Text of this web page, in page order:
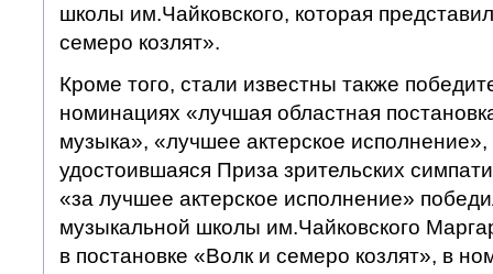
школы им.Чайковского, которая
семеро козлят».
Кроме того, стали известны также
номинациях «лучшая областная
музыка», «лучшее актерское исполнение»,
удостоившаяся Приза зрительских
«за лучшее актерское исполнение»
музыкальной школы им.Чайковского
в постановке «Волк и семеро козлят», в